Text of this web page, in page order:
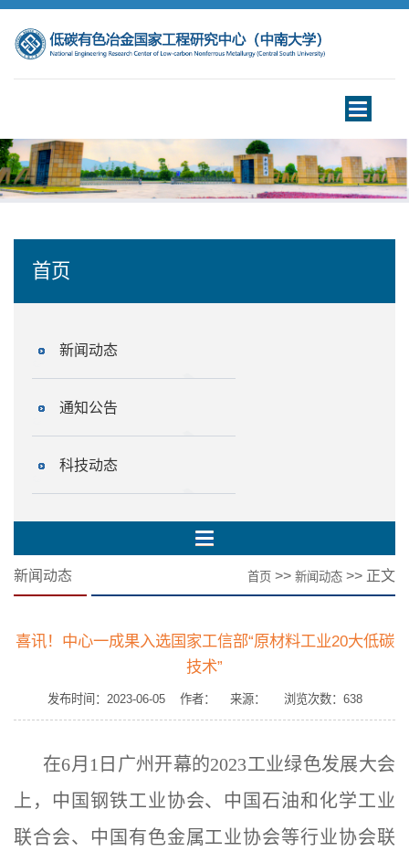
Toggle
navigation
首页
新闻动态
通知公告
科技动态
新闻动态 首页 >> 新闻动态 >> 正文
喜讯！中心一成果入选国家工信部“原材料工业20大低碳
技术”
发布时间：2023-06-05 作者： 来源： 浏览次数： 638
在6月 1 日广州开幕的2023工业绿色发展大会
上 ， 中国钢铁工业协会、中国石油和化学工业
联合会、中国有色金属工业协会等行业协会联